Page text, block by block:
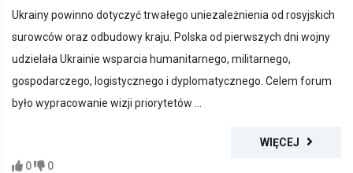
Ukrainy powinno dotyczyć trwałego uniezależnienia od rosyjskich
surowców oraz odbudowy kraju. Polska od pierwszych dni wojny
udzielała Ukrainie wsparcia humanitarnego, militarnego,
gospodarczego, logistycznego i dyplomatycznego. Celem forum
było wypracowanie wizji priorytetów ...
WIĘCEJ
0
0